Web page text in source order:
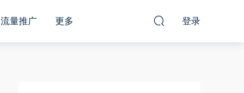
流量推广 更多 登录